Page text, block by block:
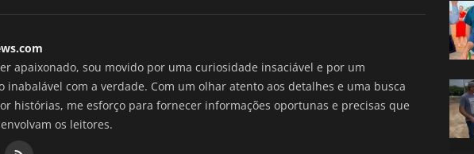
apaixonado, sou movido por uma curiosidade insaciável e por um
inabalável com a verdade. Com um olhar atento aos detalhes e uma busca
histórias, me esforço para fornecer informações oportunas e precisas que
os leitores.